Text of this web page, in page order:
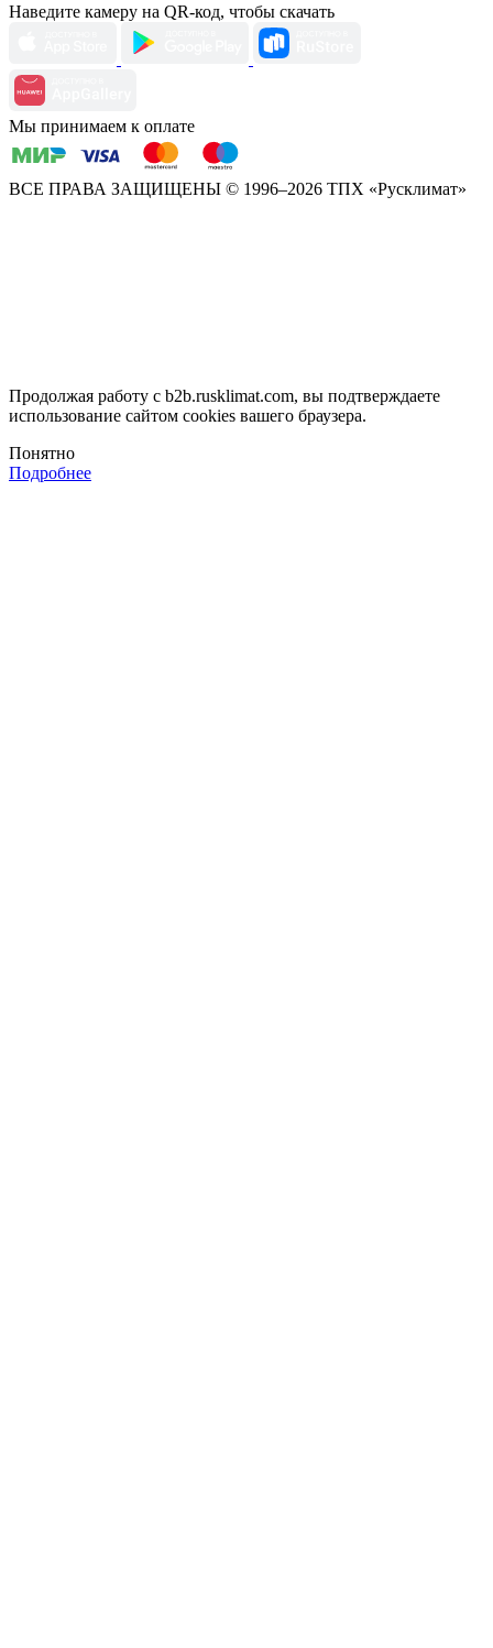
Наведите камеру на QR-код, чтобы скачать
Мы принимаем к оплате
ВСЕ ПРАВА ЗАЩИЩЕНЫ © 1996–2026 ТПХ «Русклимат»
Продолжая работу с b2b.rusklimat.com, вы подтверждаете
использование сайтом cookies вашего браузера.
Понятно
Подробнее